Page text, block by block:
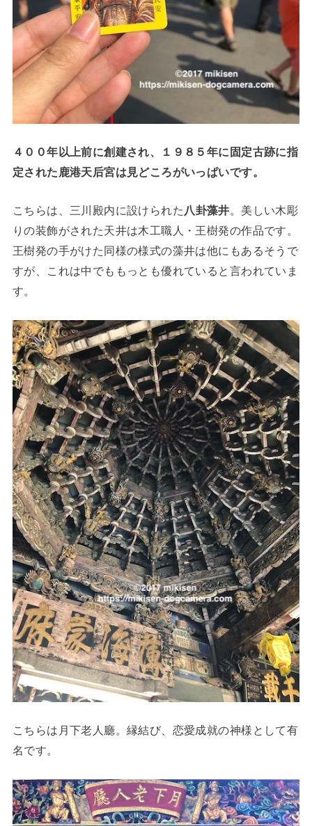
４００年以上前に創建され、１９８５年に固定古跡に指
定された鹿港天后宮は見どころがいっぱいです。
こちらは、三川殿内に設けられた 八卦藻井。美しい木彫
りの装飾がされた天井は木工職人・王樹発の作品です。
王樹発の手がけた同様の様式の藻井は他にもあるそうで
すが、これは中でももっとも優れていると言われていま
す。
こちらは月下老人廳。縁結び、恋愛成就の神様として有
名です。